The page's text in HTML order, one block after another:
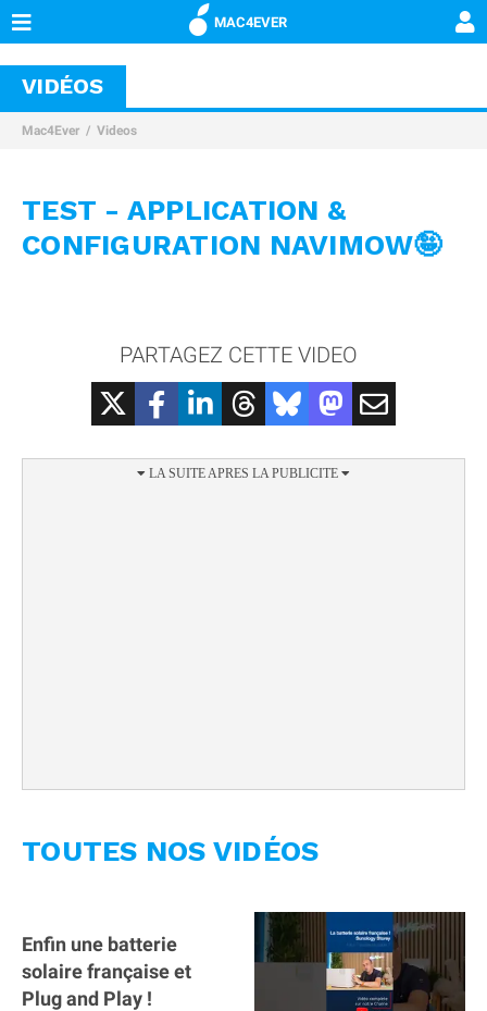
MAC4EVER
VIDÉOS
Mac4Ever Videos
TEST - APPLICATION &
CONFIGURATION NAVIMOW🤪
PARTAGEZ CETTE VIDEO
TOUTES NOS VIDÉOS
Enfin une batterie
solaire française et
Plug and Play !